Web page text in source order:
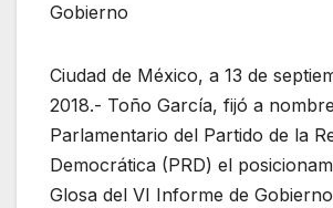
Gobierno
Ciudad de México, a 13 de
2018.- Toño García, fijó a
Parlamentario del Partido de la
Democrática (PRD) el
Glosa del VI Informe de